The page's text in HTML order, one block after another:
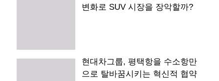
변화로 SUV 시장을 장악할까?
현대차그룹, 평택항을 수소항만
으로 탈바꿈시키는 혁신적 협약